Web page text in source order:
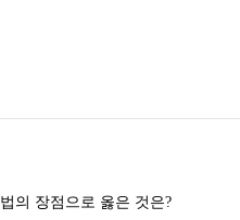
의 장점으로 옳은 것은?